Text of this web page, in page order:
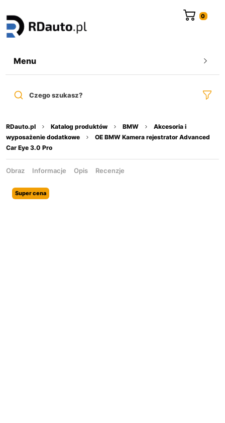
Menu
Czego szukasz?
RDauto.pl Katalog produktów BMW
Akcesoria i
wyposażenie dodatkowe
OE BMW Kamera rejestrator Advanced
Car Eye 3.0 Pro
Obraz Informacje Opis Recenzje
Super cena